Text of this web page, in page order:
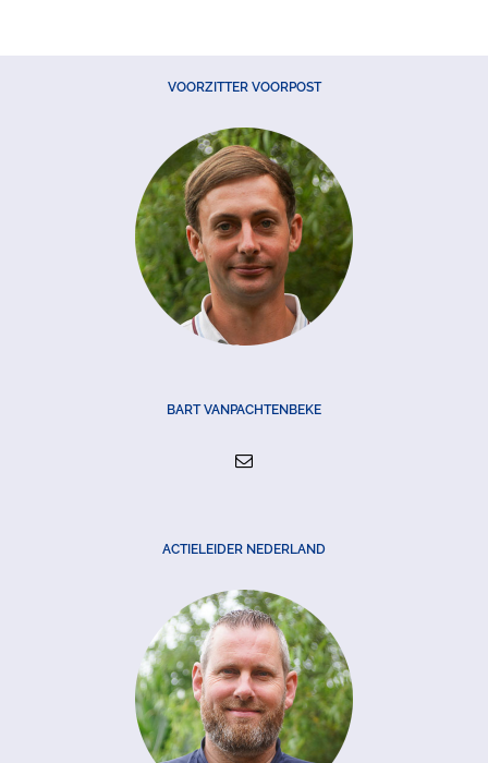
VOORZITTER VOORPOST
BART VANPACHTENBEKE
ACTIELEIDER NEDERLAND